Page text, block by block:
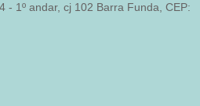
- 1º andar, cj 102 Barra Funda, CEP: